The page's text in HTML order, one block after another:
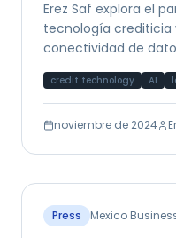
Erez Saf explora el
tecnología crediticia
conectividad de
credit technology AI
noviembre de 2024
Press Mexico